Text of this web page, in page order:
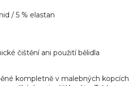
/ 5 % elastan
čištění ani použití bělidla
kompletně v malebných